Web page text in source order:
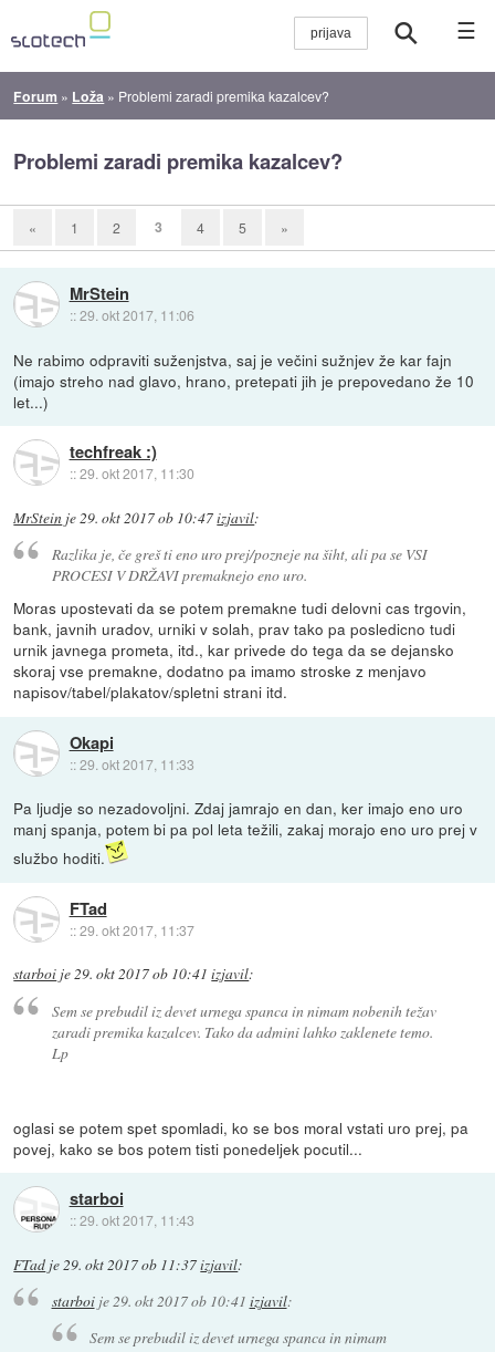
☰
Forum » Loža » Problemi zaradi premika kazalcev?
Problemi zaradi premika kazalcev?
« 1 2 3 4 5 »
MrStein
::29. okt 2017, 11:06
Ne rabimo odpraviti suženjstva, saj je večini sužnjev že kar fajn
(imajo streho nad glavo, hrano, pretepati jih je prepovedano že 10
let...)
techfreak :)
::29. okt 2017, 11:30
MrStein je29. okt 2017 ob 10:47izjavil:
Razlika je, če greš ti eno uro prej/pozneje na šiht, ali pa se VSI
PROCESI V DRŽAVI premaknejo eno uro.
Moras upostevati da se potem premakne tudi delovni cas trgovin,
bank, javnih uradov, urniki v solah, prav tako pa posledicno tudi
urnik javnega prometa, itd., kar privede do tega da se dejansko
skoraj vse premakne, dodatno pa imamo stroske z menjavo
napisov/tabel/plakatov/spletni strani itd.
Okapi
::29. okt 2017, 11:33
Pa ljudje so nezadovoljni. Zdaj jamrajo en dan, ker imajo eno uro
manj spanja, potem bi pa pol leta težili, zakaj morajo eno uro prej v
službo hoditi.
FTad
::29. okt 2017, 11:37
starboi je29. okt 2017 ob 10:41 izjavil:
Sem se prebudil iz devet urnega spanca in nimam nobenih težav
zaradi premika kazalcev. Tako da admini lahko zaklenete temo.
Lp
oglasi se potem spet spomladi, ko se bos moral vstati uro prej, pa
povej, kako se bos potem tisti ponedeljek pocutil...
starboi
::29. okt 2017, 11:43
FTad je29. okt 2017 ob 11:37izjavil:
starboije29. okt 2017 ob 10:41 izjavil:
Sem se prebudil iz devet urnega spanca in nimam